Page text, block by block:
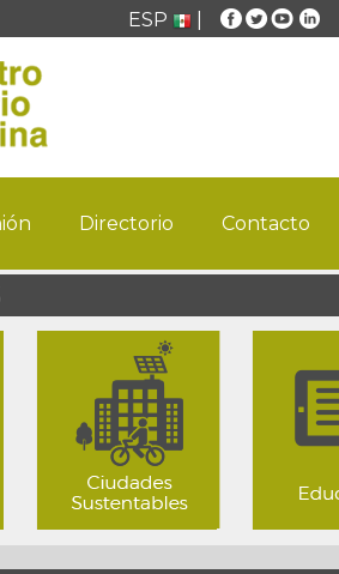
ESP
Directorio Contacto